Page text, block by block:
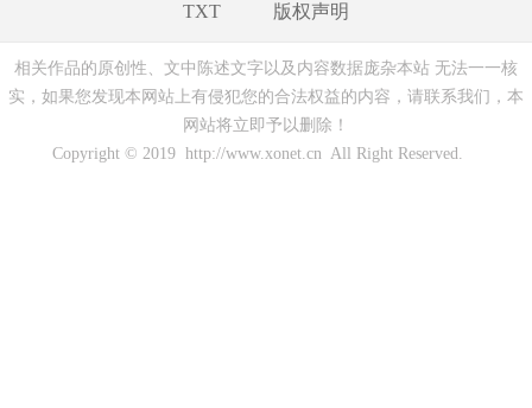
TXT 版权声明
相关作品的原创性、文中陈述文字以及内容数据庞杂本站 无法一一核
实，如果您发现本网站上有侵犯您的合法权益的内容，请联系我们，本
网站将立即予以删除！
Copyright © 2019 http://www.xonet.cn All Right Reserved.